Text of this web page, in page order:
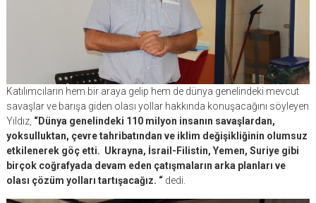
Katılımcıların hem bir araya gelip hem de dünya genelindeki mevcut
savaşlar ve barışa giden olası yollar hakkında konuşacağını söyleyen
Yıldız, “Dünya genelindeki 110 milyon insanın savaşlardan,
yoksulluktan, çevre tahribatından ve iklim değişikliğinin olumsuz
etkilenerek göç etti. Ukrayna, İsrail-Filistin, Yemen, Suriye gibi
birçok coğrafyada devam eden çatışmaların arka planları ve
olası çözüm yolları tartışacağız. “dedi.